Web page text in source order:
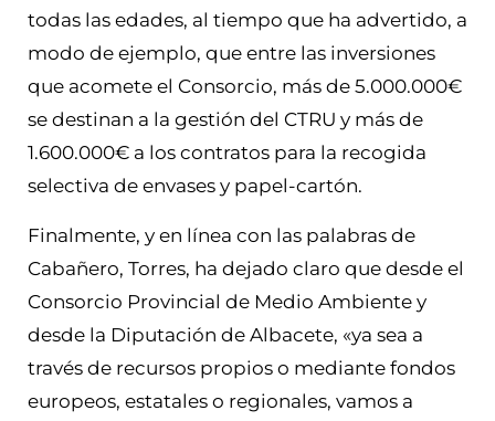
todas las edades, al tiempo que ha advertido, a
modo de ejemplo, que entre las inversiones
que acomete el Consorcio, más de 5.000.000€
se destinan a la gestión del CTRU y más de
1.600.000€ a los contratos para la recogida
selectiva de envases y papel-cartón.
Finalmente, y en línea con las palabras de
Cabañero, Torres, ha dejado claro que desde el
Consorcio Provincial de Medio Ambiente y
desde la Diputación de Albacete, «ya sea a
través de recursos propios o mediante fondos
europeos, estatales o regionales, vamos a